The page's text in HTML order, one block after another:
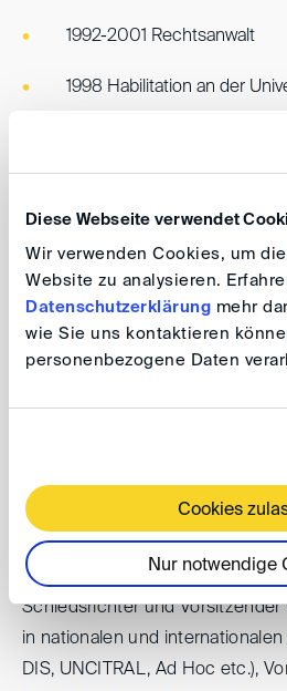
Diese Webseite verwendet
Wir verwenden Cookies, um
Website zu analysieren.
Datenschutzerklärung mehr
wie Sie uns kontaktieren
personenbezogene Daten
Cookies
Nur notwendige
1992-2001 Rechtsanwalt
1998 Habilitation an der
2000-2003
Freiburg/Br.
daneben von 2001-2003
(Patentstreitkammer)
seit 2003 o.
Lehrstuhlinhaber für
München
Neutral am Arbitration and
Intellectual Property Organization
Schiedsrichter und
in nationalen und
DIS, UNCITRAL, Ad Hoc etc.),